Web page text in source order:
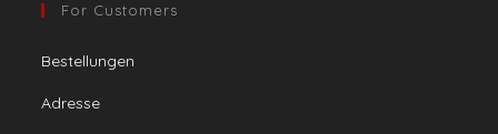
For Customers
Bestellungen
Adresse